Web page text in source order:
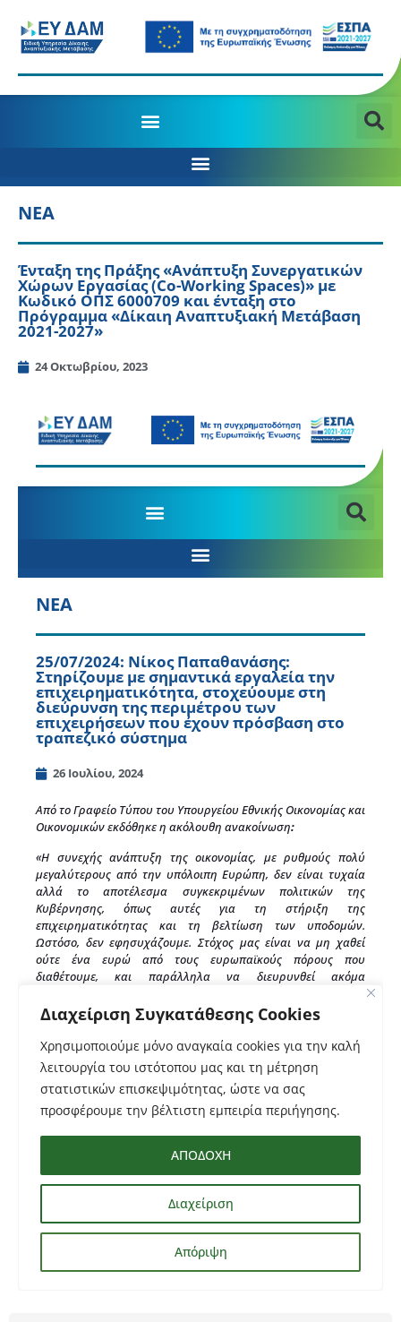
ΝΕΑ
Ένταξη της Πράξης «Ανάπτυξη Συνεργατικών
Χώρων Εργασίας (Co-Working Spaces)» με
Κωδικό ΟΠΣ 6000709 και ένταξη στο
Πρόγραμμα «Δίκαιη Αναπτυξιακή Μετάβαση
2021-2027»
24 Οκτωβρίου, 2023